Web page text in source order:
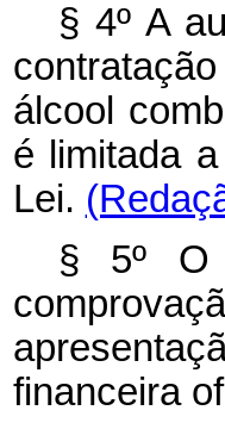
§ 4º A
álcool
é limitada
Lei.
§ 5º O
financeira